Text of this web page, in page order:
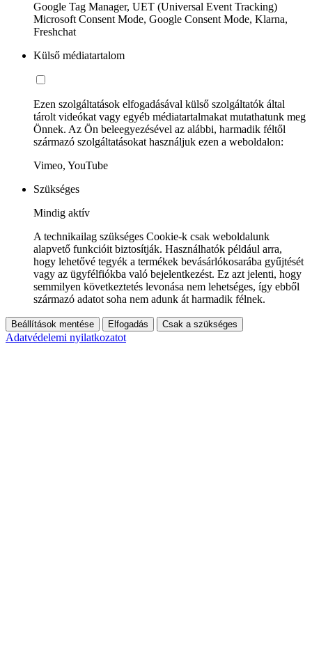
Google Tag Manager, UET (Universal Event Tracking)
Microsoft Consent Mode, Google Consent Mode, Klarna,
Freshchat
Külső médiatartalom
Ezen szolgáltatások elfogadásával külső szolgáltatók által
tárolt videókat vagy egyéb médiatartalmakat mutathatunk meg
Önnek. Az Ön beleegyezésével az alábbi, harmadik féltől
származó szolgáltatásokat használjuk ezen a weboldalon:
Vimeo, YouTube
Szükséges
Mindig aktív
A technikailag szükséges Cookie-k csak weboldalunk
alapvető funkcióit biztosítják. Használhatók például arra,
hogy lehetővé tegyék a termékek bevásárlókosarába gyűjtését
vagy az ügyfélfiókba való bejelentkezést. Ez azt jelenti, hogy
semmilyen következtetés levonása nem lehetséges, így ebből
származó adatot soha nem adunk át harmadik félnek.
Beállítások mentése Elfogadás Csak a szükséges
Adatvédelemi nyilatkozatot